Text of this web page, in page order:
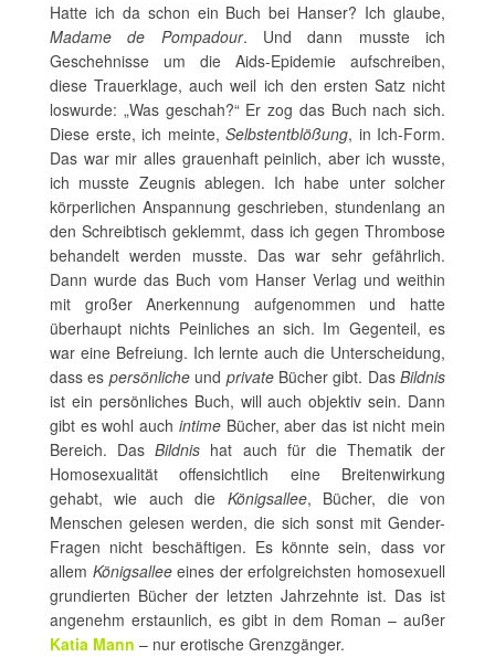
Hatte ich da schon ein Buch bei Hanser? Ich glaube,
Madame de Pompadour. Und dann musste ich
Geschehnisse um die Aids-Epidemie aufschreiben,
diese Trauerklage, auch weil ich den ersten Satz nicht
loswurde: „Was geschah?“ Er zog das Buch nach sich.
Diese erste, ich meinte, Selbstentblößung, in Ich-Form.
Das war mir alles grauenhaft peinlich, aber ich wusste,
ich musste Zeugnis ablegen. Ich habe unter solcher
körperlichen Anspannung geschrieben, stundenlang an
den Schreibtisch geklemmt, dass ich gegen Thrombose
behandelt werden musste. Das war sehr gefährlich.
Dann wurde das Buch vom Hanser Verlag und weithin
mit großer Anerkennung aufgenommen und hatte
überhaupt nichts Peinliches an sich. Im Gegenteil, es
war eine Befreiung. Ich lernte auch die Unterscheidung,
dass es persönlicheund private Bücher gibt. Das Bildnis
ist ein persönliches Buch, will auch objektiv sein. Dann
gibt es wohl auch intimeBücher, aber das ist nicht mein
Bereich. DasBildnis hat auch für die Thematik der
Homosexualität offensichtlich eine Breitenwirkung
gehabt, wie auch die Königsallee, Bücher, die von
Menschen gelesen werden, die sich sonst mit Gender-
Fragen nicht beschäftigen. Es könnte sein, dass vor
allem Königsalleeeines der erfolgreichsten homosexuell
grundierten Bücher der letzten Jahrzehnte ist. Das ist
angenehm erstaunlich, es gibt in dem Roman – außer
Katia Mann – nur erotische Grenzgänger.